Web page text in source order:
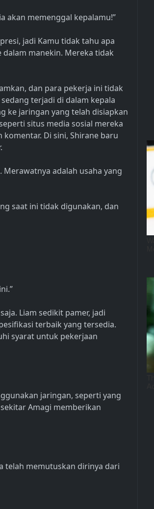
akan memenggal kepalamu!”
jadi Kamu tidak tahu apa
manekin. Mereka tidak
dan para pekerja ini tidak
terjadi di dalam kepala
ke jaringan yang telah disiapkan
situs media sosial mereka
Di sini, Shirane baru
Merawatnya adalah usaha yang
saat ini tidak digunakan, dan
Liam sedikit pamer, jadi
terbaik yang tersedia.
syarat untuk pekerjaan
jaringan, seperti yang
Amagi memberikan
telah memutuskan dirinya dari